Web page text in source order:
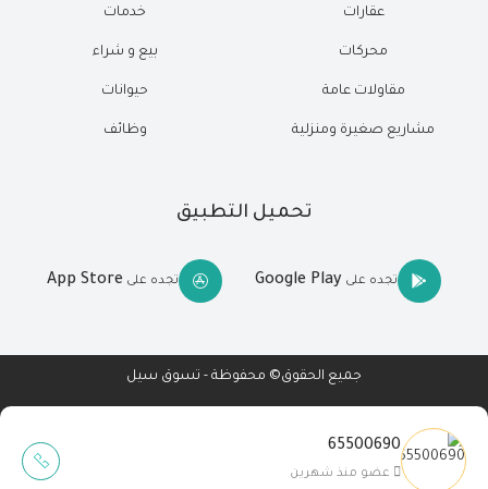
65500690
عضو منذ شهرين
عقارات
محركات
مقاولات عامة
مشاريع صغيرة ومنزلية
خدمات
بيع و شراء
حيوانات
وظائف
تحميل التطبيق
تجده على Google Play تجده على App Store
جميع الحقوق© محفوظة - تسوق سيل